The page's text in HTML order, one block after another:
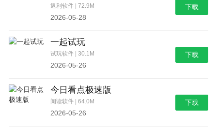
返利软件 | 72.9M
2026-05-28
下载
一起试玩
试玩软件 | 30.1M
2026-05-26
下载
今日看点极速版
阅读软件 | 64.0M
2026-05-26
下载